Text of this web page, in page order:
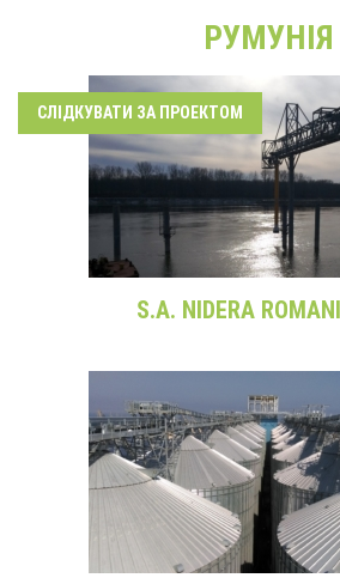
РУМУНІЯ
СЛІДКУВАТИ ЗА ПРОЕКТОМ
S.A. NIDERA